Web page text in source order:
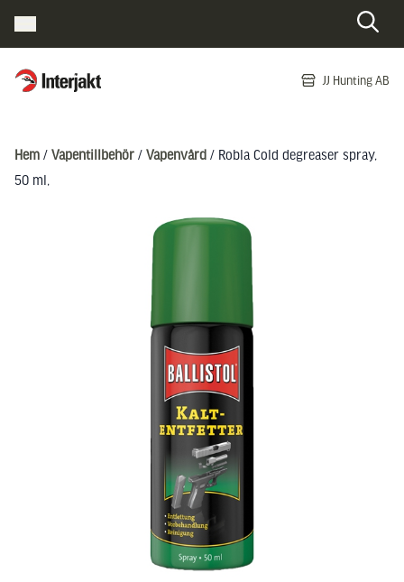
Interjakt SE JJ Hunting AB
Hem / Vapentillbehör / Vapenvård / Robla Cold degreaser spray,
50 ml,